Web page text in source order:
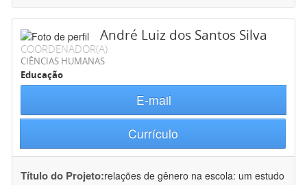
André Luiz dos Santos Silva
COORDENADOR(A)
CIÊNCIAS HUMANAS
Educação
E-mail
Currículo
Título do Projeto:relações de gênero na escola: um estudo